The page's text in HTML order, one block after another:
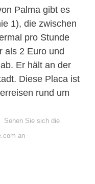
Palma gibt es
1), die zwischen
pro Stunde
als 2 Euro und
Er hält an der
Diese Placa ist
rund um
Sehen Sie sich die
an